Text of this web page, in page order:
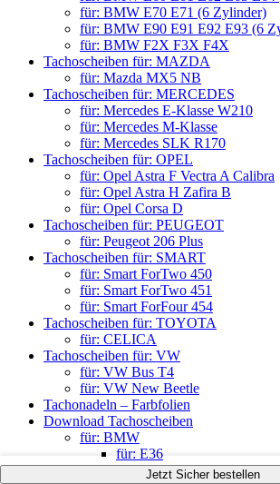
Jetzt Sicher bestellen
AUSFÜHRUNG WÄHLEN
AUSFÜHRUNG WÄHLEN
AUSFÜHRUNG WÄHLEN
AUSFÜHRUNG WÄHLEN
für: BMW E70 E71 (6 Zylinder)
für: BMW E90 E91 E92 E93 (6
für: BMW F2X F3X F4X
Tachoscheiben für: MAZDA
für: Mazda MX5 NB
Tachoscheiben für: MERCEDES
für: Mercedes E-Klasse W210
für: Mercedes M-Klasse
für: Mercedes SLK R170
Tachoscheiben für: OPEL
für: Opel Astra F Vectra A Calibra
für: Opel Astra H Zafira B
für: Opel Corsa D
Tachoscheiben für: PEUGEOT
für: Peugeot 206 Plus
Tachoscheiben für: SMART
für: Smart ForTwo 450
für: Smart ForTwo 451
für: Smart ForFour 454
Tachoscheiben für: TOYOTA
für: CELICA
Tachoscheiben für: VW
für: VW Bus T4
für: VW New Beetle
Tachonadeln – Farbfolien
Download Tachoscheiben
für: BMW
für: E36
Log In